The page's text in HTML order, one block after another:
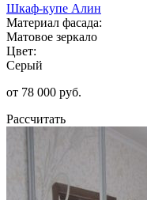
Шкаф-купе Алин
Материал фасада:
Матовое зеркало
Цвет:
Серый
от 78 000 руб.
Рассчитать